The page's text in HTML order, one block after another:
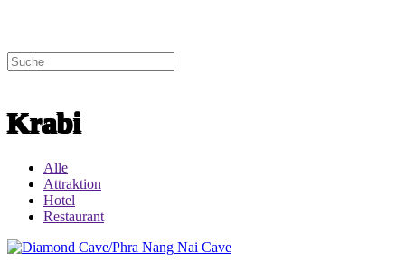
Krabi
Alle
Attraktion
Hotel
Restaurant